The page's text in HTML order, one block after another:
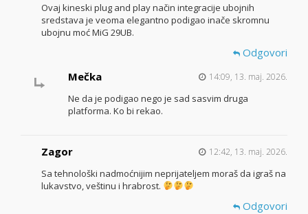
Ovaj kineski plug and play način integracije ubojnih
sredstava je veoma elegantno podigao inače skromnu
ubojnu moć MiG 29UB.
Odgovori
Mečka
14:09, 13. maj. 2026.
Ne da je podigao nego je sad sasvim druga
platforma. Ko bi rekao.
Zagor 12:42, 13. maj. 2026.
Sa tehnološki nadmoćnijim neprijateljem moraš da igraš na
lukavstvo, veštinu i hrabrost.
Odgovori